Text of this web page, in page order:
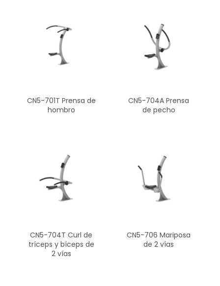
CN5-701T Prensa de
hombro
CN5-704A Prensa
de pecho
CN5-704T Curl de
tríceps y bíceps de
2 vías
CN5-706 Mariposa
de 2 vías